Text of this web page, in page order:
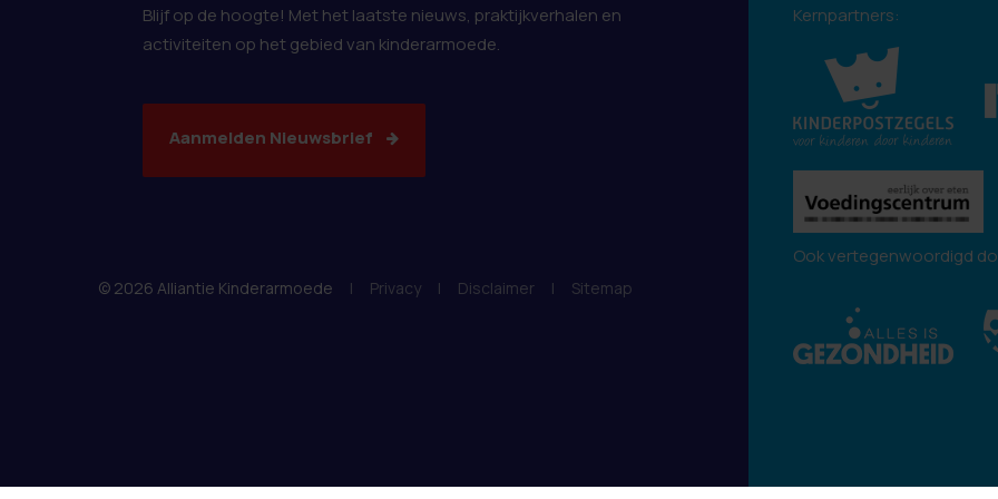
Blijf op de hoogte! Met het laatste nieuws, praktijkverhalen en
activiteiten op het gebied van kinderarmoede.
Aanmelden Nieuwsbrief
© 2026 Alliantie Kinderarmoede | Privacy | Disclaimer | Sitemap
Kernpartners:
Ook vertegenwoordigd